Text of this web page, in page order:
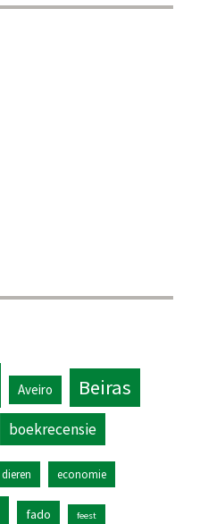
Aveiro Beiras
boekrecensie
dieren economie
fado feest